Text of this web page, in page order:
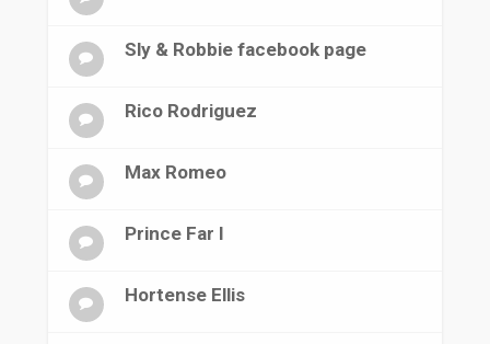
Sly & Robbie facebook page
Rico Rodriguez
Max Romeo
Prince Far I
Hortense Ellis